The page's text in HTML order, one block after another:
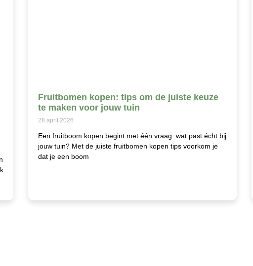
Fruitbomen kopen: tips om de juiste keuze
te maken voor jouw tuin
28 april 2026
Een fruitboom kopen begint met één vraag: wat past écht bij
jouw tuin? Met de juiste fruitbomen kopen tips voorkom je
dat je een boom